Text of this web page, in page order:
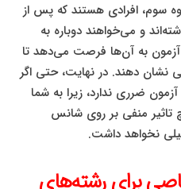
سوم، افرادی هستند که پس از
و می‌خواهند دوباره به
آزمون به آن‌ها فرصت می‌دهد تا
نشان دهند. در نهایت، حتی اگر
ضرری ندارد، زیرا به شما
منفی بر روی شانس
نخواهد داشت.
برای رشته‌های